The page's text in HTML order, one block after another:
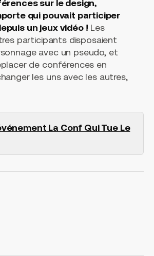
sur le design,
qui pouvait participer
un jeux vidéo ! Les
participants disposaient
avec un pseudo, et
de conférences en
les uns avec les autres,
La Conf Qui Tue Le